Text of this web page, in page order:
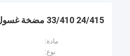
24/415 33/410 مضخة غسول الشامبو ذات اللون الأخضر الفاتح
مادة:
نوع: